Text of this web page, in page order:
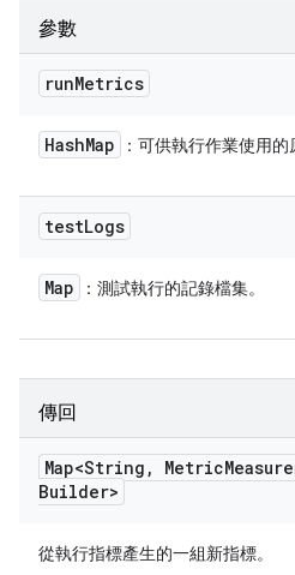
參數
runMetrics
HashMap ：可供執行作業使用的
testLogs
Map ：測試執行的記錄檔集。
傳回
Map<String , Metric
Builder>
從執行指標產生的一組新指標。